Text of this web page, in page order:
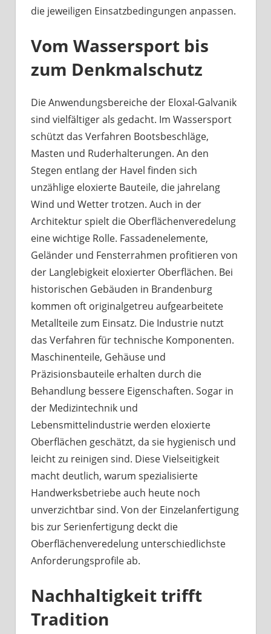
die jeweiligen Einsatzbedingungen anpassen.
Vom Wassersport bis
zum Denkmalschutz
Die Anwendungsbereiche der Eloxal-Galvanik
sind vielfältiger als gedacht. Im Wassersport
schützt das Verfahren Bootsbeschläge,
Masten und Ruderhalterungen. An den
Stegen entlang der Havel finden sich
unzählige eloxierte Bauteile, die jahrelang
Wind und Wetter trotzen. Auch in der
Architektur spielt die Oberflächenveredelung
eine wichtige Rolle. Fassadenelemente,
Geländer und Fensterrahmen profitieren von
der Langlebigkeit eloxierter Oberflächen. Bei
historischen Gebäuden in Brandenburg
kommen oft originalgetreu aufgearbeitete
Metallteile zum Einsatz. Die Industrie nutzt
das Verfahren für technische Komponenten.
Maschinenteile, Gehäuse und
Präzisionsbauteile erhalten durch die
Behandlung bessere Eigenschaften. Sogar in
der Medizintechnik und
Lebensmittelindustrie werden eloxierte
Oberflächen geschätzt, da sie hygienisch und
leicht zu reinigen sind. Diese Vielseitigkeit
macht deutlich, warum spezialisierte
Handwerksbetriebe auch heute noch
unverzichtbar sind. Von der Einzelanfertigung
bis zur Serienfertigung deckt die
Oberflächenveredelung unterschiedlichste
Anforderungsprofile ab.
Nachhaltigkeit trifft
Tradition